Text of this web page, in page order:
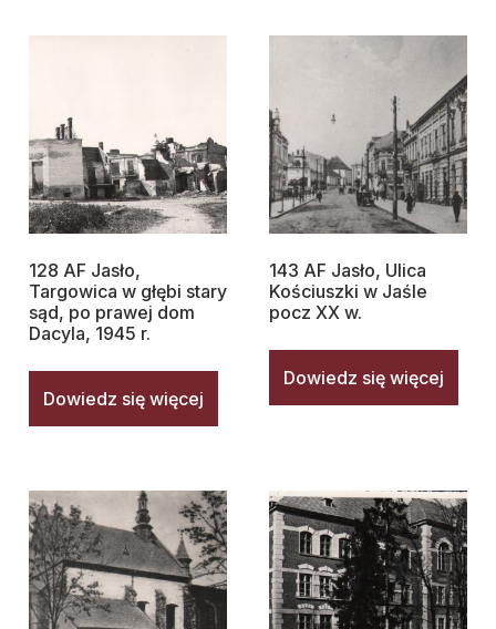
128 AF Jasło,
Targowica w głębi stary
sąd, po prawej dom
Dacyla, 1945 r.
Dowiedz się więcej
143 AF Jasło, Ulica
Kościuszki w Jaśle
pocz XX w.
Dowiedz się więcej